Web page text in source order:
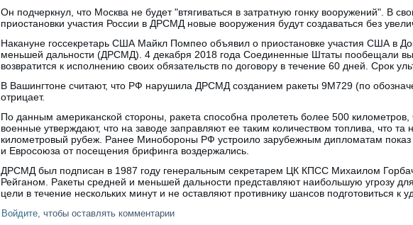
Он подчеркнул, что Москва не будет "втягиваться в затратную гонку вооружений". В
приостановки участия России в ДРСМД новые вооружения будут создаваться без
Накануне госсекретарь США Майкл Помпео объявил о приостановке участия США в
меньшей дальности (ДРСМД). 4 декабря 2018 года Соединенные Штаты пообещали
возвратится к исполнению своих обязательств по договору в течение 60 дней. Срок
В Вашингтоне считают, что РФ нарушила ДРСМД созданием ракеты 9М729 (по
отрицает.
По данным американской стороны, ракета способна пролететь более 500
военные утверждают, что на заводе заправляют ее таким количеством топлива, что та
километровый рубеж. Ранее Минобороны РФ устроило зарубежным дипломатам
и Евросоюза от посещения брифинга воздержались.
ДРСМД был подписан в 1987 году генеральным секретарем ЦК КПСС Михаилом
Рейганом. Ракеты средней и меньшей дальности представляют наибольшую угрозу
цели в течение нескольких минут и не оставляют противнику шансов подготовиться к
Войдите , чтобы оставлять комментарии